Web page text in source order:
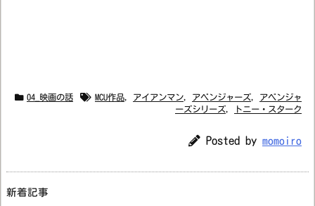
04_映画の話 MCU作品, アイアンマン, アベンジャーズ, アベンジャ
ーズシリーズ, トニー・スターク
Posted by momoiro
新着記事